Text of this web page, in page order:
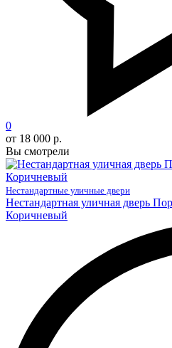
0
от 18 000 р.
Вы смотрели
Нестандартные уличные двери
Нестандартная уличная дверь
Коричневый